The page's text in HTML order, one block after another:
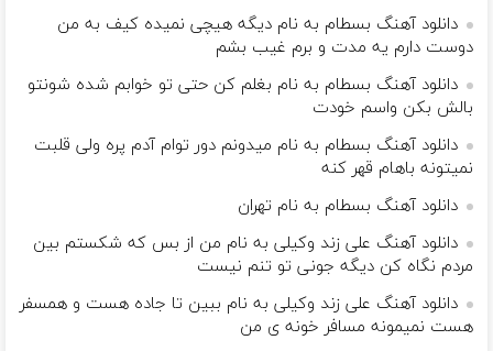
دانلود آهنگ بسطام به نام دیگه هیچی نمیده کیف به من
دوست دارم یه مدت و برم غیب بشم
دانلود آهنگ بسطام به نام بغلم کن حتی تو خوابم شده شونتو
بالش بکن واسم خودت
دانلود آهنگ بسطام به نام میدونم دور توام آدم پره ولی قلبت
نمیتونه باهام قهر کنه
دانلود آهنگ بسطام به نام تهران
دانلود آهنگ علی زند وکیلی به نام من از بس كه شكستم بین
مردم نگاه كن دیگه جونى تو تنم نیست
دانلود آهنگ علی زند وکیلی به نام ببین تا جاده هست و همسفر
هست نمیمونه مسافر خونه ی من